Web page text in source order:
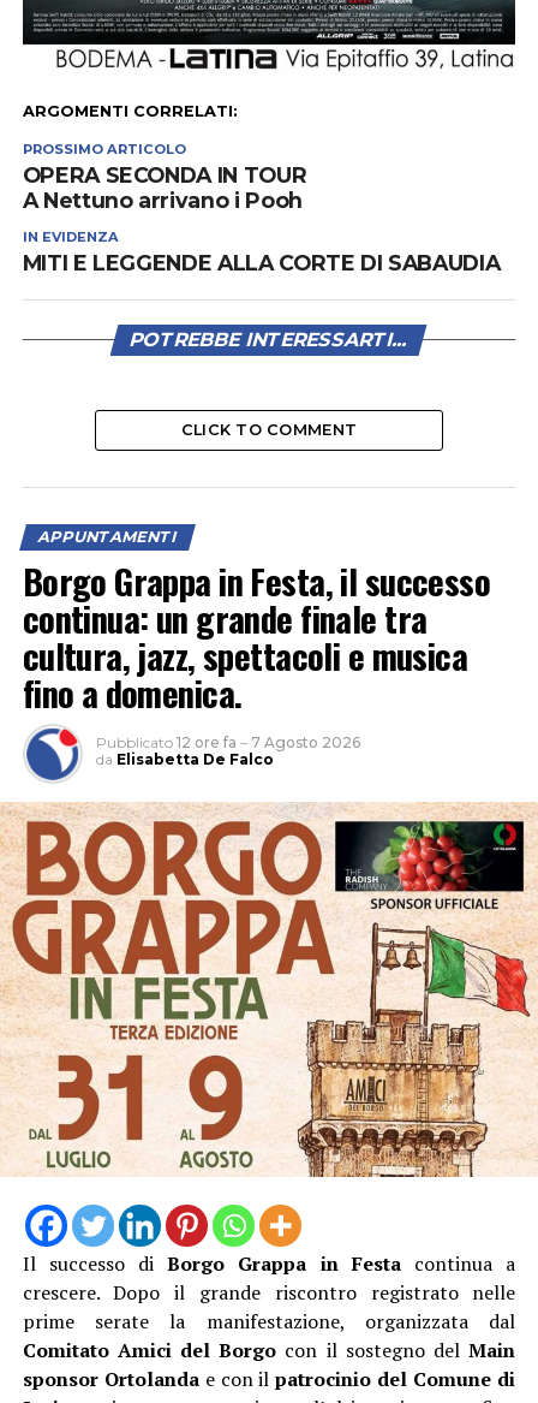
ARGOMENTI CORRELATI:
PROSSIMO ARTICOLO
OPERA SECONDA IN TOUR
A Nettuno arrivano i Pooh
IN EVIDENZA
MITI E LEGGENDE ALLA CORTE DI SABAUDIA
POTREBBE INTERESSARTI...
CLICK TO COMMENT
APPUNTAMENTI
Borgo Grappa in Festa, il successo
continua: un grande finale tra
cultura, jazz, spettacoli e musica
fino a domenica.
Pubblicato 12 ore fa – 7 Agosto 2026
da Elisabetta De Falco
Il successo diBorgo Grappa in Festacontinua a
crescere. Dopo il grande riscontro registrato nelle
prime serate la manifestazione, organizzata dal
Comitato Amici del Borgo con il sostegno delMain
sponsor Ortolandae con ilpatrocinio del Comune di